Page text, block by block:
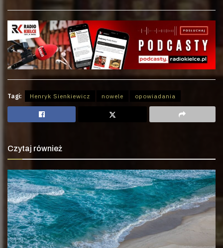
Tagi: Henryk Sienkiewicz nowele opowiadania
Czytaj również